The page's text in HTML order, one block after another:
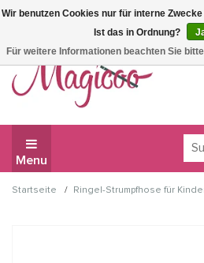
Wir haben Betriebsferien, daher
bestellen.
Menu
Startseite / Ringel-Strumpfhose für
Wir benutzen Cookies nur für interne
Ist das in Ordnung?
Für weitere Informationen beachten Sie